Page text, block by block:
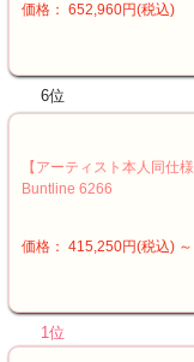
価格： 652,960円(税込)
6位
【アーティスト本人同
Buntline 6266
価格： 415,250円(税込) ～
1位